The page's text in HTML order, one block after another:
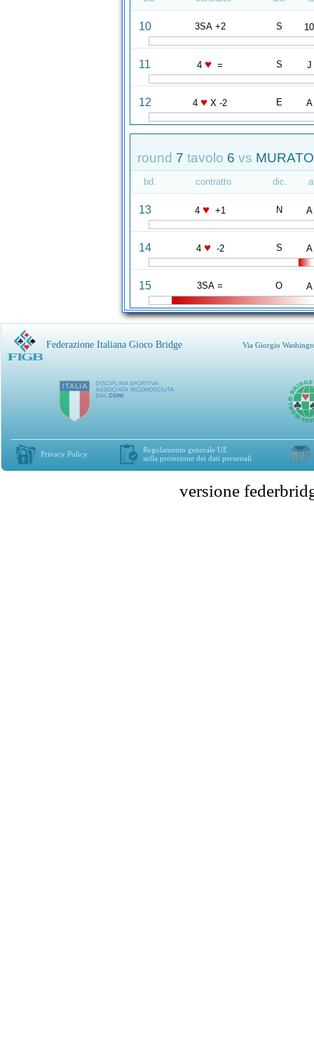
10 3SA +2 S 10
11 4 ♥ = S J
12 4 ♥ X -2 E A
round 7 tavolo 6 vs
bd. contratto dic.
13 4 ♥ +1 N A
14 4 ♥ -2 S A
15 3SA = O A
Federazione Italiana Gioco Bridge Via Giorgio
Privacy Policy
Regolamento generale UE
sulla protezione dei dati personali
versione